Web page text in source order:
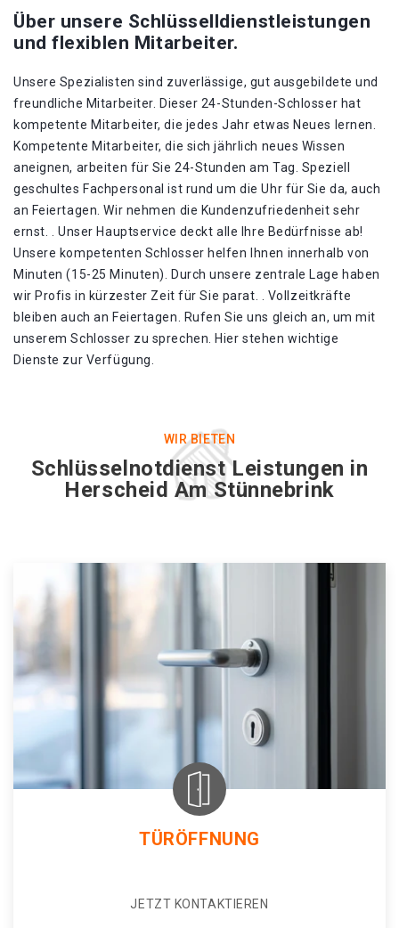
Über unsere Schlüsselldienstleistungen
und flexiblen Mitarbeiter.
Unsere Spezialisten sind zuverlässige, gut ausgebildete und
freundliche Mitarbeiter. Dieser 24-Stunden-Schlosser hat
kompetente Mitarbeiter, die jedes Jahr etwas Neues lernen.
Kompetente Mitarbeiter, die sich jährlich neues Wissen
aneignen, arbeiten für Sie 24-Stunden am Tag. Speziell
geschultes Fachpersonal ist rund um die Uhr für Sie da, auch
an Feiertagen. Wir nehmen die Kundenzufriedenheit sehr
ernst. . Unser Hauptservice deckt alle Ihre Bedürfnisse ab!
Unsere kompetenten Schlosser helfen Ihnen innerhalb von
Minuten (15-25 Minuten). Durch unsere zentrale Lage haben
wir Profis in kürzester Zeit für Sie parat. . Vollzeitkräfte
bleiben auch an Feiertagen. Rufen Sie uns gleich an, um mit
unserem Schlosser zu sprechen. Hier stehen wichtige
Dienste zur Verfügung.
WIR BIETEN
Schlüsselnotdienst Leistungen in
Herscheid Am Stünnebrink
TÜRÖFFNUNG
JETZT KONTAKTIEREN